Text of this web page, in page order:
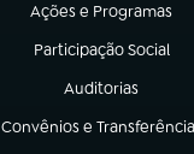
Ações e Programas
(abre em nova aba)
Participação Social
(abre em nova aba)
Auditorias
(abre em nova aba)
Convênios e
(abre em nova aba)